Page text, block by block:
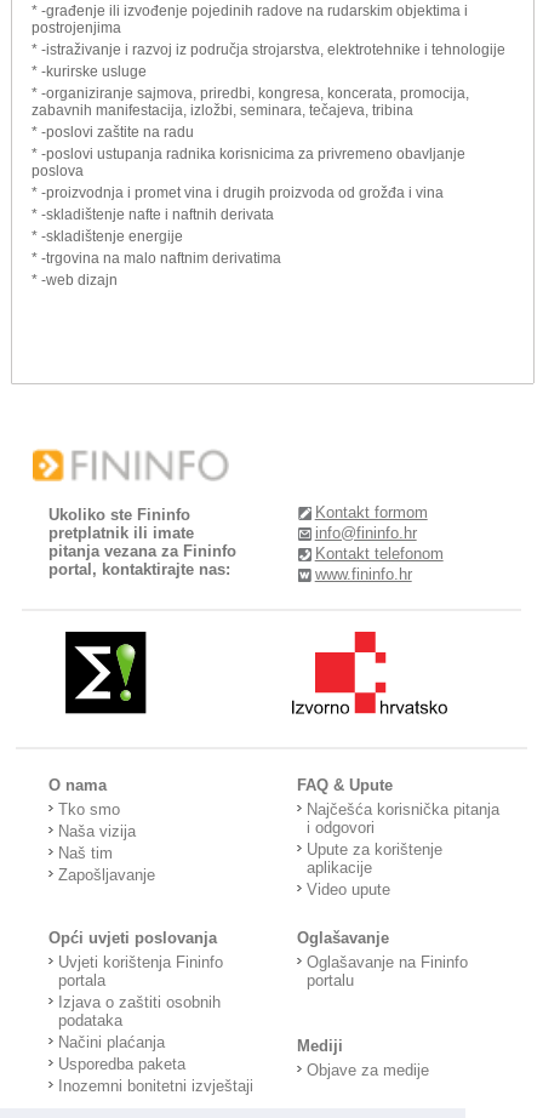
* -građenje ili izvođenje pojedinih radove na rudarskim objektima i
postrojenjima
* -istraživanje i razvoj iz područja strojarstva, elektrotehnike i tehnologije
* -kurirske usluge
* -organiziranje sajmova, priredbi, kongresa, koncerata, promocija,
zabavnih manifestacija, izložbi, seminara, tečajeva, tribina
* -poslovi zaštite na radu
* -poslovi ustupanja radnika korisnicima za privremeno obavljanje
poslova
* -proizvodnja i promet vina i drugih proizvoda od grožđa i vina
* -skladištenje nafte i naftnih derivata
* -skladištenje energije
* -trgovina na malo naftnim derivatima
* -web dizajn
Ukoliko ste Fininfo
pretplatnik ili imate
pitanja vezana za Fininfo
portal, kontaktirajte nas:
Kontakt formom
info@fininfo.hr
Kontakt telefonom
www.fininfo.hr
O nama
Tko smo
Naša vizija
Naš tim
Zapošljavanje
FAQ & Upute
Najčešća korisnička pitanja
i odgovori
Upute za korištenje
aplikacije
Video upute
Opći uvjeti poslovanja
Uvjeti korištenja Fininfo
portala
Izjava o zaštiti osobnih
podataka
Načini plaćanja
Usporedba paketa
Inozemni bonitetni izvještaji
Oglašavanje
Oglašavanje na Fininfo
portalu
Mediji
Objave za medije